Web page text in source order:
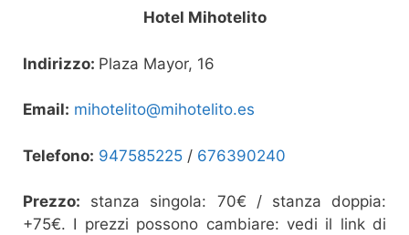
Hotel Mihotelito
Indirizzo: Plaza Mayor, 16
Email: mihotelito@mihotelito.es
Telefono: 947585225 / 676390240
Prezzo: stanza singola: 70€ / stanza doppia:
+75€. I prezzi possono cambiare: vedi il link di